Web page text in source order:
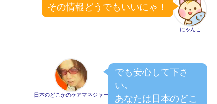
にゃんこ
その情報どうでもいいにゃ！
日本のどこかのケアマネジャー
でも安心して下さ
い。
あなたは日本のどこ